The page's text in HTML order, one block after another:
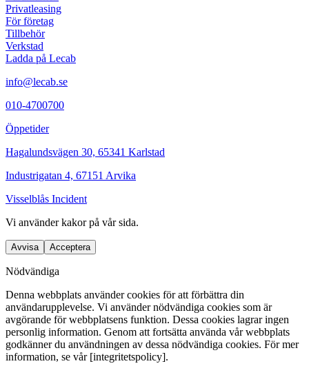
Privatleasing
För företag
Tillbehör
Verkstad
Ladda på Lecab
info@lecab.se
010-4700700
Öppetider
Hagalundsvägen 30, 65341 Karlstad
Industrigatan 4, 67151 Arvika
Visselblås Incident
Vi använderkakorpå vår sida.
Avvisa Acceptera
Nödvändiga
Denna webbplats använder cookies för att förbättra din
användarupplevelse. Vi använder nödvändiga cookies som är
avgörande för webbplatsens funktion. Dessa cookies lagrar ingen
personlig information. Genom att fortsätta använda vår webbplats
godkänner du användningen av dessa nödvändiga cookies. För mer
information, se vår [integritetspolicy].